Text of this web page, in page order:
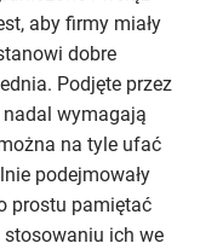
aby firmy miały
dobre
Podjęte przez
wymagają
na tyle ufać
podejmowały
prostu pamiętać
ich we